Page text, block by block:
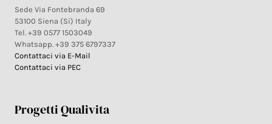
Sede Via Fontebranda 69
53100 Siena (Si) Italy
Tel. +39 0577 1503049
Whatsapp. +39 375 6797337
Contattaci via E-Mail
Contattaci via PEC
Progetti Qualivita